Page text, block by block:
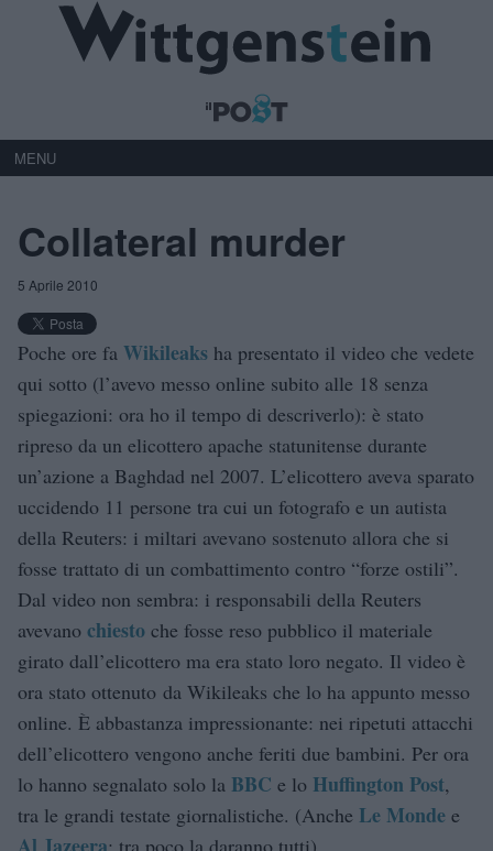
MENU
Collateral murder
5 Aprile 2010
Poche ore fa Wikileaks ha presentato il video che vedete
qui sotto (l’avevo messo online subito alle 18 senza
spiegazioni: ora ho il tempo di descriverlo): è stato
ripreso da un elicottero apache statunitense durante
un’azione a Baghdad nel 2007. L’elicottero aveva sparato
uccidendo 11 persone tra cui un fotografo e un autista
della Reuters: i miltari avevano sostenuto allora che si
fosse trattato di un combattimento contro “forze ostili”.
Dal video non sembra: i responsabili della Reuters
avevano chiesto che fosse reso pubblico il materiale
girato dall’elicottero ma era stato loro negato. Il video è
ora stato ottenuto da Wikileaks che lo ha appunto messo
online. È abbastanza impressionante: nei ripetuti attacchi
dell’elicottero vengono anche feriti due bambini. Per ora
lo hanno segnalato solo la BBC e lo Huffington Post,
tra le grandi testate giornalistiche. (Anche Le Monde e
: tra poco la daranno tutti)